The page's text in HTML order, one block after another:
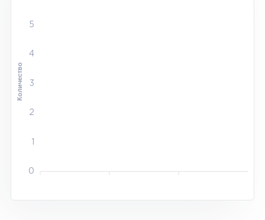
5
4
3
2
1
0
Количество